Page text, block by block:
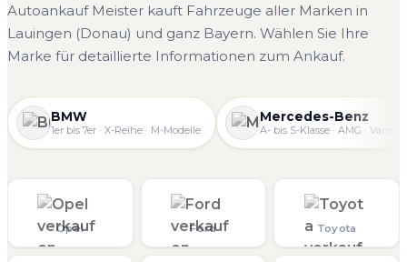
Autoankauf Meister kauft Fahrzeuge aller Marken in
Lauingen (Donau) und ganz Bayern. Wählen Sie Ihre
Marke für detaillierte Informationen zum Ankauf.
BMW
1er bis 7er · X-Reihe · M-Modelle
Mercedes-Benz
A- bis S-Klasse · AMG · Vans
Opel Ford Toyota